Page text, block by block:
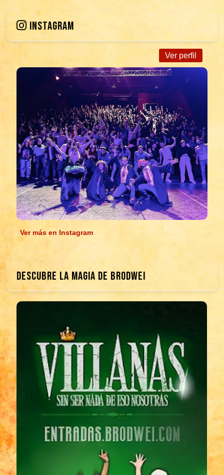
INSTAGRAM
Ver perfil
Ver más en Instagram
DESCUBRE LA MAGIA DE BRODWEI